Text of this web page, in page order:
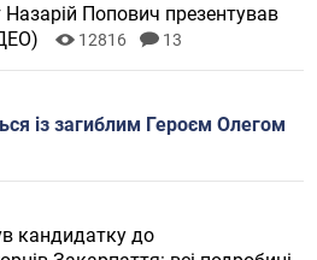
Назарій Попович презентував
12816 13
із загиблим Героєм Олегом
кандидатку до